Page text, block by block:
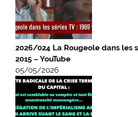
2026/024 La Rougeole dans les
2015 – YouTube
05/05/2026